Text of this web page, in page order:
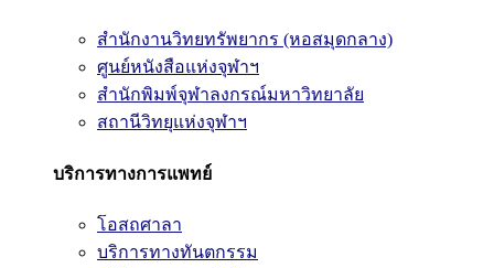
สำนักงานวิทยทรัพยากร (หอสมุดกลาง)
ศูนย์หนังสือแห่งจุฬาฯ
สำนักพิมพ์จุฬาลงกรณ์มหาวิทยาลัย
สถานีวิทยุแห่งจุฬาฯ
บริการทางการแพทย์
โอสถศาลา
บริการทางทันตกรรม